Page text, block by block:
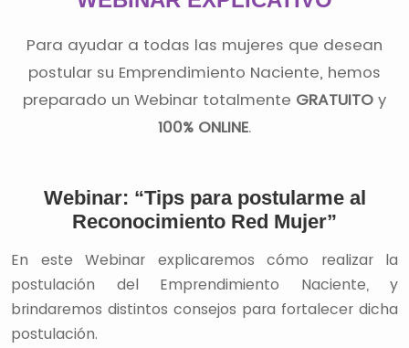
Para ayudar a todas las mujeres que desean
postular su Emprendimiento Naciente, hemos
preparado un Webinar totalmente GRATUITO y
100% ONLINE.
Webinar: “Tips para postularme al
Reconocimiento Red Mujer”
En este Webinar explicaremos cómo realizar la
postulación del Emprendimiento Naciente, y
brindaremos distintos consejos para fortalecer dicha
postulación.